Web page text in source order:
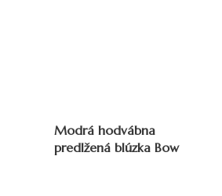
Modrá hodvábna
predlžená blúzka Bow